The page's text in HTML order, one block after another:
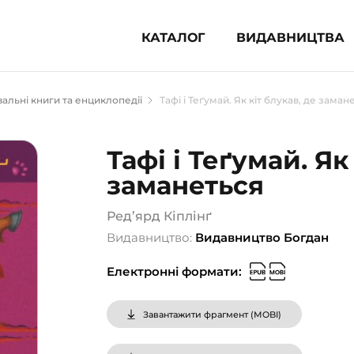
КАТАЛОГ ВИДАВНИЦТВА
література (1854)
для підлітків (240)
популярна література (1015)
література та посібники
довідники, словники
сертифікати (1)
книги та енциклопедії Тафі і Теґумай. Як кіт блукав, де
Тафі і Теґумай.
заманеться
Ред’ярд Кіплінґ
Видавництво: Видавництво Богдан
Електронні формати:
Завантажити фрагмент (MOBI)